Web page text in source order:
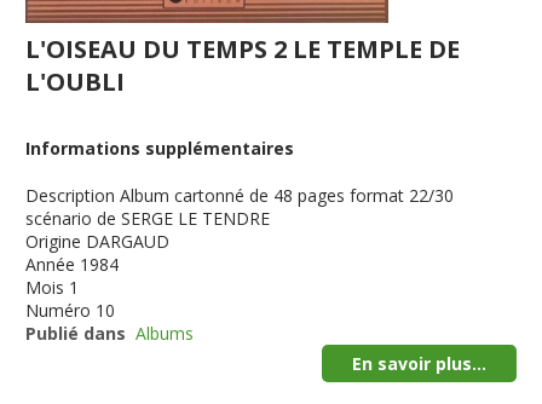
L'OISEAU DU TEMPS 2 LE TEMPLE DE
L'OUBLI
Informations supplémentaires
Description Album cartonné de 48 pages format 22/30
scénario de SERGE LE TENDRE
Origine DARGAUD
Année 1984
Mois 1
Numéro 10
Publié dans Albums
En savoir plus...